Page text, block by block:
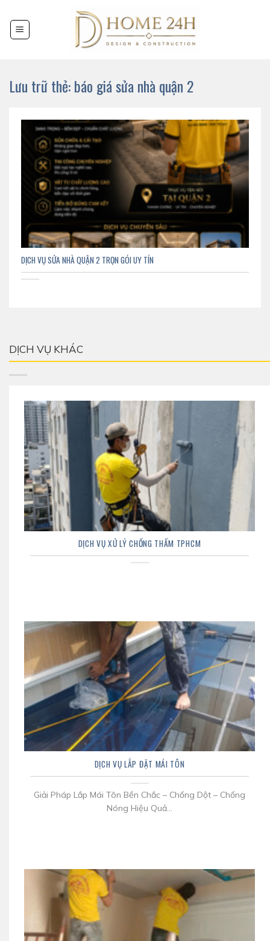
đến
nội
Lưu trữ thẻ:báo giá sửa nhà quận 2
DỊCH VỤ SỬA NHÀ QUẬN 2 TRỌN GÓI UY TÍN
DỊCH VỤ KHÁC
DỊCH VỤ XỬ LÝ CHỐNG THẤM TPHCM
DỊCH VỤ LẮP ĐẶT MÁI TÔN
Giải Pháp Lắp Mái Tôn Bền Chắc – Chống Dột – Chống
Nóng Hiệu Quả...